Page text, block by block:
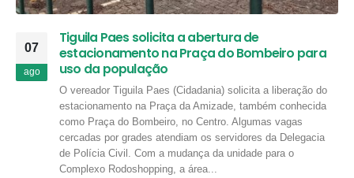
07
ago
Tiguila Paes solicita a abertura de
estacionamento na Praça do Bombeiro para
uso da população
O vereador Tiguila Paes (Cidadania) solicita a liberação do
estacionamento na Praça da Amizade, também conhecida
como Praça do Bombeiro, no Centro. Algumas vagas
cercadas por grades atendiam os servidores da Delegacia
de Polícia Civil. Com a mudança da unidade para o
Complexo Rodoshopping, a área...